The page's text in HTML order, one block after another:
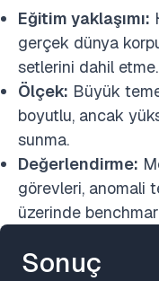
Eğitim yaklaşımı:
gerçek dünya
setlerini dahil etme.
Ölçek: Büyük
boyutlu, ancak
sunma.
Değerlendirme:
görevleri, anomali
üzerinde
Sonuç